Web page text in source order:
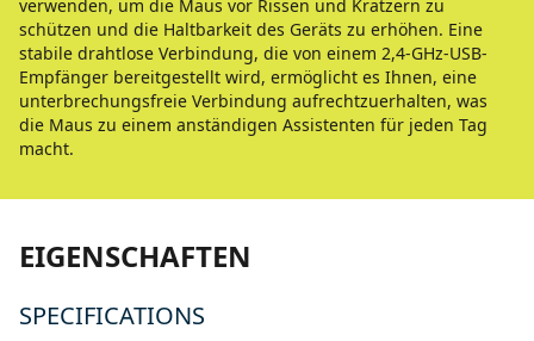
verwenden, um die Maus vor Rissen und Kratzern zu
schützen und die Haltbarkeit des Geräts zu erhöhen. Eine
stabile drahtlose Verbindung, die von einem 2,4-GHz-USB-
Empfänger bereitgestellt wird, ermöglicht es Ihnen, eine
unterbrechungsfreie Verbindung aufrechtzuerhalten, was
die Maus zu einem anständigen Assistenten für jeden Tag
macht.
EIGENSCHAFTEN
SPECIFICATIONS